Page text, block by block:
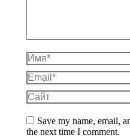
Имя *
Email *
Сайт
Save my name, email,
the next time I comment.